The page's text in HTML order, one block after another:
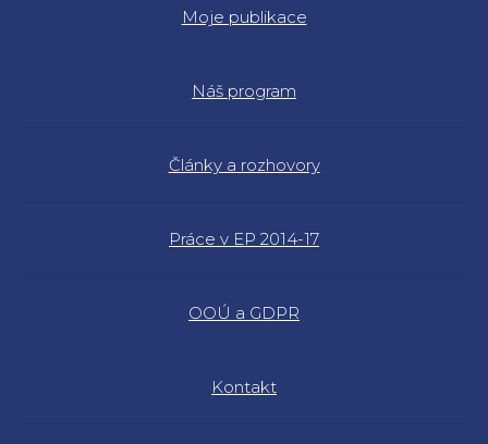
Moje publikace
Náš program
Články a rozhovory
Práce v EP 2014-17
OOÚ a GDPR
Kontakt